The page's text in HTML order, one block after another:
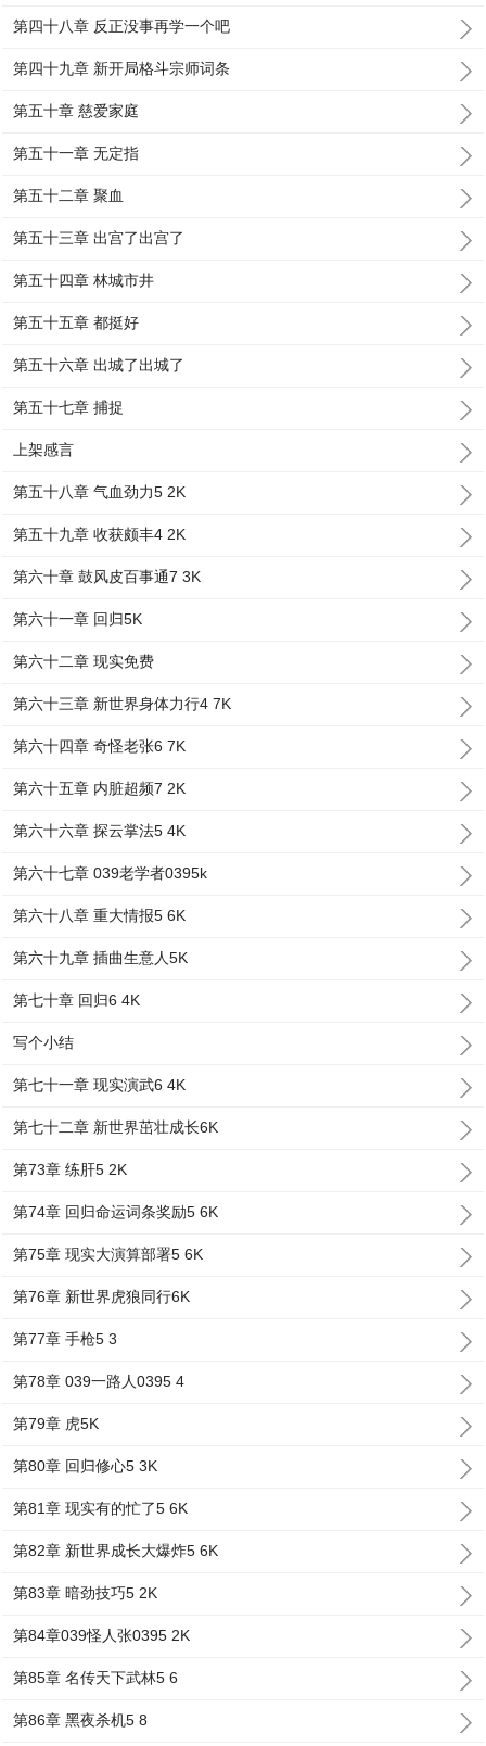
第四十八章 反正没事再学一个吧
第四十九章 新开局格斗宗师词条
第五十章 慈爱家庭
第五十一章 无定指
第五十二章 聚血
第五十三章 出宫了出宫了
第五十四章 林城市井
第五十五章 都挺好
第五十六章 出城了出城了
第五十七章 捕捉
上架感言
第五十八章 气血劲力5 2K
第五十九章 收获颇丰4 2K
第六十章 鼓风皮百事通7 3K
第六十一章 回归5K
第六十二章 现实免费
第六十三章 新世界身体力行4 7K
第六十四章 奇怪老张6 7K
第六十五章 内脏超频7 2K
第六十六章 探云掌法5 4K
第六十七章 039老学者0395k
第六十八章 重大情报5 6K
第六十九章 插曲生意人5K
第七十章 回归6 4K
写个小结
第七十一章 现实演武6 4K
第七十二章 新世界茁壮成长6K
第73章 练肝5 2K
第74章 回归命运词条奖励5 6K
第75章 现实大演算部署5 6K
第76章 新世界虎狼同行6K
第77章 手枪5 3
第78章 039一路人0395 4
第79章 虎5K
第80章 回归修心5 3K
第81章 现实有的忙了5 6K
第82章 新世界成长大爆炸5 6K
第83章 暗劲技巧5 2K
第84章039怪人张0395 2K
第85章 名传天下武林5 6
第86章 黑夜杀机5 8